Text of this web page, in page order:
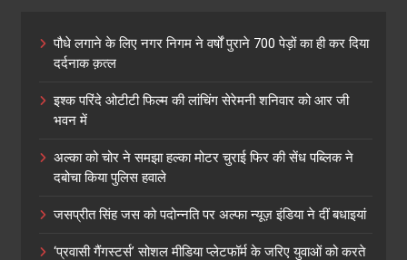
पौधे लगाने के लिए नगर निगम ने वर्षों पुराने 700 पेड़ों का ही कर दिया
दर्दनाक क़त्ल
इश्क परिंदे ओटीटी फिल्म की लांचिंग सेरेमनी शनिवार को आर जी
भवन में
अल्का को चोर ने समझा हल्का मोटर चुराई फिर की सेंध पब्लिक ने
दबोचा किया पुलिस हवाले
जसप्रीत सिंह जस को पदोन्नति पर अल्फा न्यूज़ इंडिया ने दीं बधाइयां
‘प्रवासी गैंगस्टर्स’ सोशल मीडिया प्लेटफॉर्म के जरिए युवाओं को करते